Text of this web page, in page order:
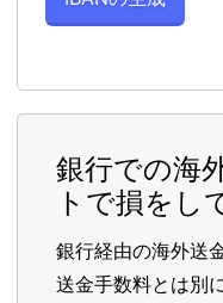
銀行での海
トで損をし
銀行経由の海外送
送金手数料とは別